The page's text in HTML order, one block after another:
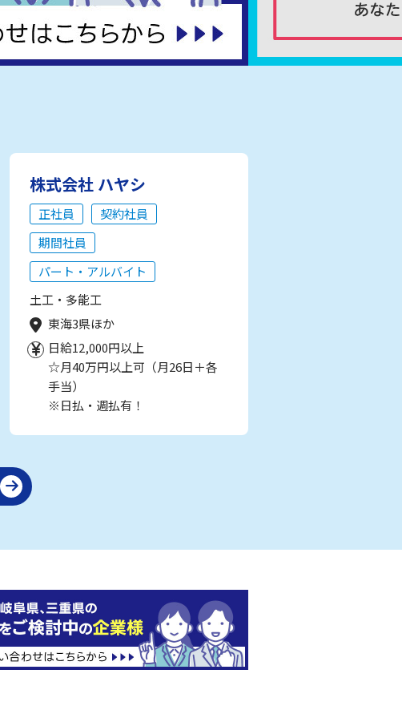
株式会社 ハヤシ
正社員
契約社員
期間社員
パート・アルバイト
土工・多能工
東海3県ほか
日給12,000円以上
☆月40万円以上可（月26日＋各
手当）
※日払・週払有！